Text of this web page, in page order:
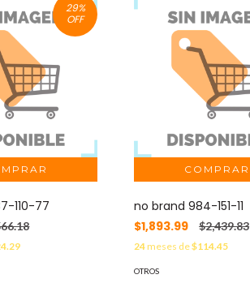
29%
OFF
110-77
no brand 984-151-11
$1,893.99
$2,439.83
24meses de$114.45
OTROS